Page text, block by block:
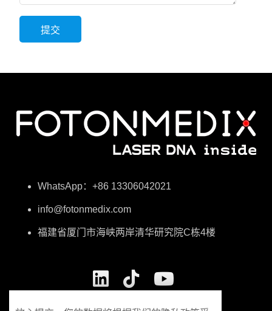
WhatsApp：+86 13306042021
info@fotonmedix.com
福建省厦门市海峡两岸清华研究院C栋4楼